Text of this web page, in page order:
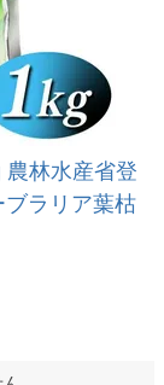
農林水産省登
ラリア葉枯